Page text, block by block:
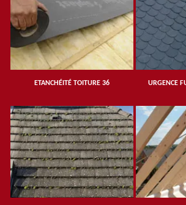
ETANCHÉITÉ TOITURE 36 URGENCE